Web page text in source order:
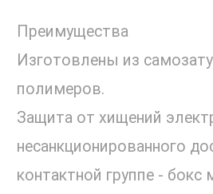
Преимущества
Изготовлены из
полимеров.
Защита от хищений
несанкционированного
контактной группе - бокс